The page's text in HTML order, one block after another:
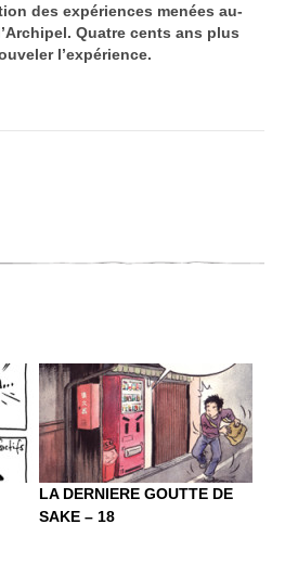
des expériences menées au-
Quatre cents ans plus
l’expérience.
LA DERNIERE GOUTTE DE
SAKE – 18